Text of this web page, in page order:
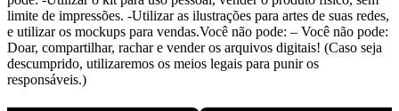
limite de impressões. -Utilizar as ilustrações para artes de suas redes,
e utilizar os mockups para vendas.Você não pode: – Você não pode:
Doar, compartilhar, rachar e vender os arquivos digitais! (Caso seja
descumprido, utilizaremos os meios legais para punir os
responsáveis.)